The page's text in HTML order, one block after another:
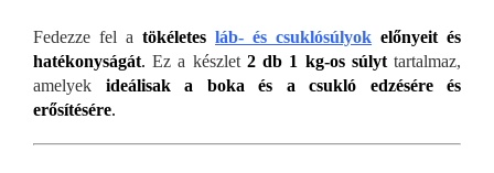
Fedezze fel a tökéletes láb- és csuklósúlyok előnyeit és
hatékonyságát.Ez a készlet 2 db 1 kg-os súlyt tartalmaz,
amelyek ideálisak a boka és a csukló edzésére és
erősítésére.